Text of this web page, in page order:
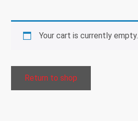
Your cart is currently empty.
Return to shop